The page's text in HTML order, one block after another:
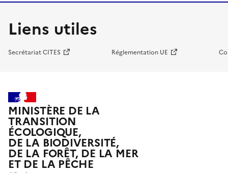
Liens utiles
Secrétariat CITES Réglementation UE
MINISTÈRE DE LA
TRANSITION
ÉCOLOGIQUE,
DE LA BIODIVERSITÉ,
DE LA FORÊT, DE LA MER
ET DE LA PÊCHE